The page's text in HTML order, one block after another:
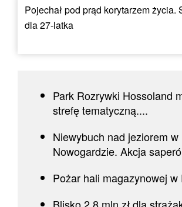
Pojechał pod prąd korytarzem życia.
dla 27-latka
Park Rozrywki Hossoland
strefę tematyczną....
Niewybuch nad jeziorem w
Nowogardzie. Akcja
Pożar hali magazynowej w